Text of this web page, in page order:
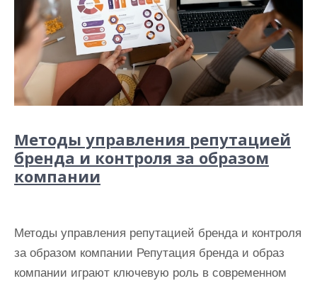
Методы управления репутацией
бренда и контроля за образом
компании
Методы управления репутацией бренда и контроля
за образом компании Репутация бренда и образ
компании играют ключевую роль в современном